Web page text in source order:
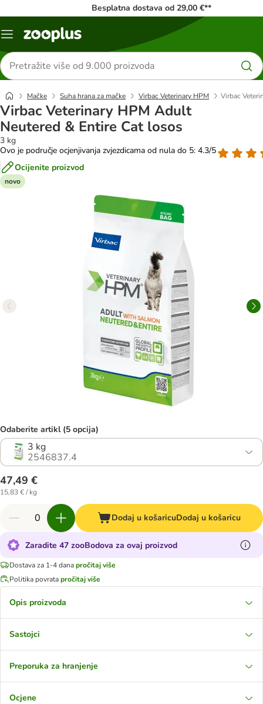
Besplatna dostava od 29,00 €**
Izbornik
Traži
proizvode
Mačke Suha hrana za mačke Virbac Veterinary HPM Virbac
Virbac Veterinary HPM Adult
Neutered & Entire Cat losos
3 kg
Ovo je područje ocjenjivanja zvjezdicama od nula do 5: 4.3/5
Ocijenite proizvod
novo
Odaberite artikl (5 opcija)
3 kg
2546837.4
47,49 €
15,83 € / kg
Dodaj u košaricuDodaj u košaricu
Zaradite 47 zooBodova za ovaj proizvod
Dostava za 1-4 danapročitaj više
Politika povratapročitaj više
Opis proizvoda
Sastojci
Preporuka za hranjenje
Ocjene